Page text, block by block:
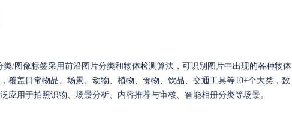
类/图像标签采用前沿图片分类和物体检测算法，可识别图片中出现的各种物体
覆盖日常物品、场景、动物、植物、食物、饮品、交通工具等10+个大类，数
应用于拍照识物、场景分析、内容推荐与审核、智能相册分类等场景。